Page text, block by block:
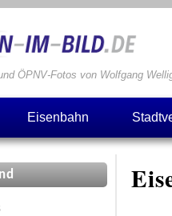
ÖPNV-Fotos von Wolfgang
Eisenbahn